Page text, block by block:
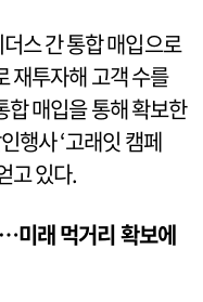
스 간 통합 매입으로
재투자해 고객 수를
합 매입을 통해 확보한
행사 ‘고래잇 캠페
고 있다.
미래 먹거리 확보에